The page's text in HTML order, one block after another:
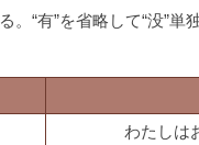
。“有”を省略して“没”
わたしは